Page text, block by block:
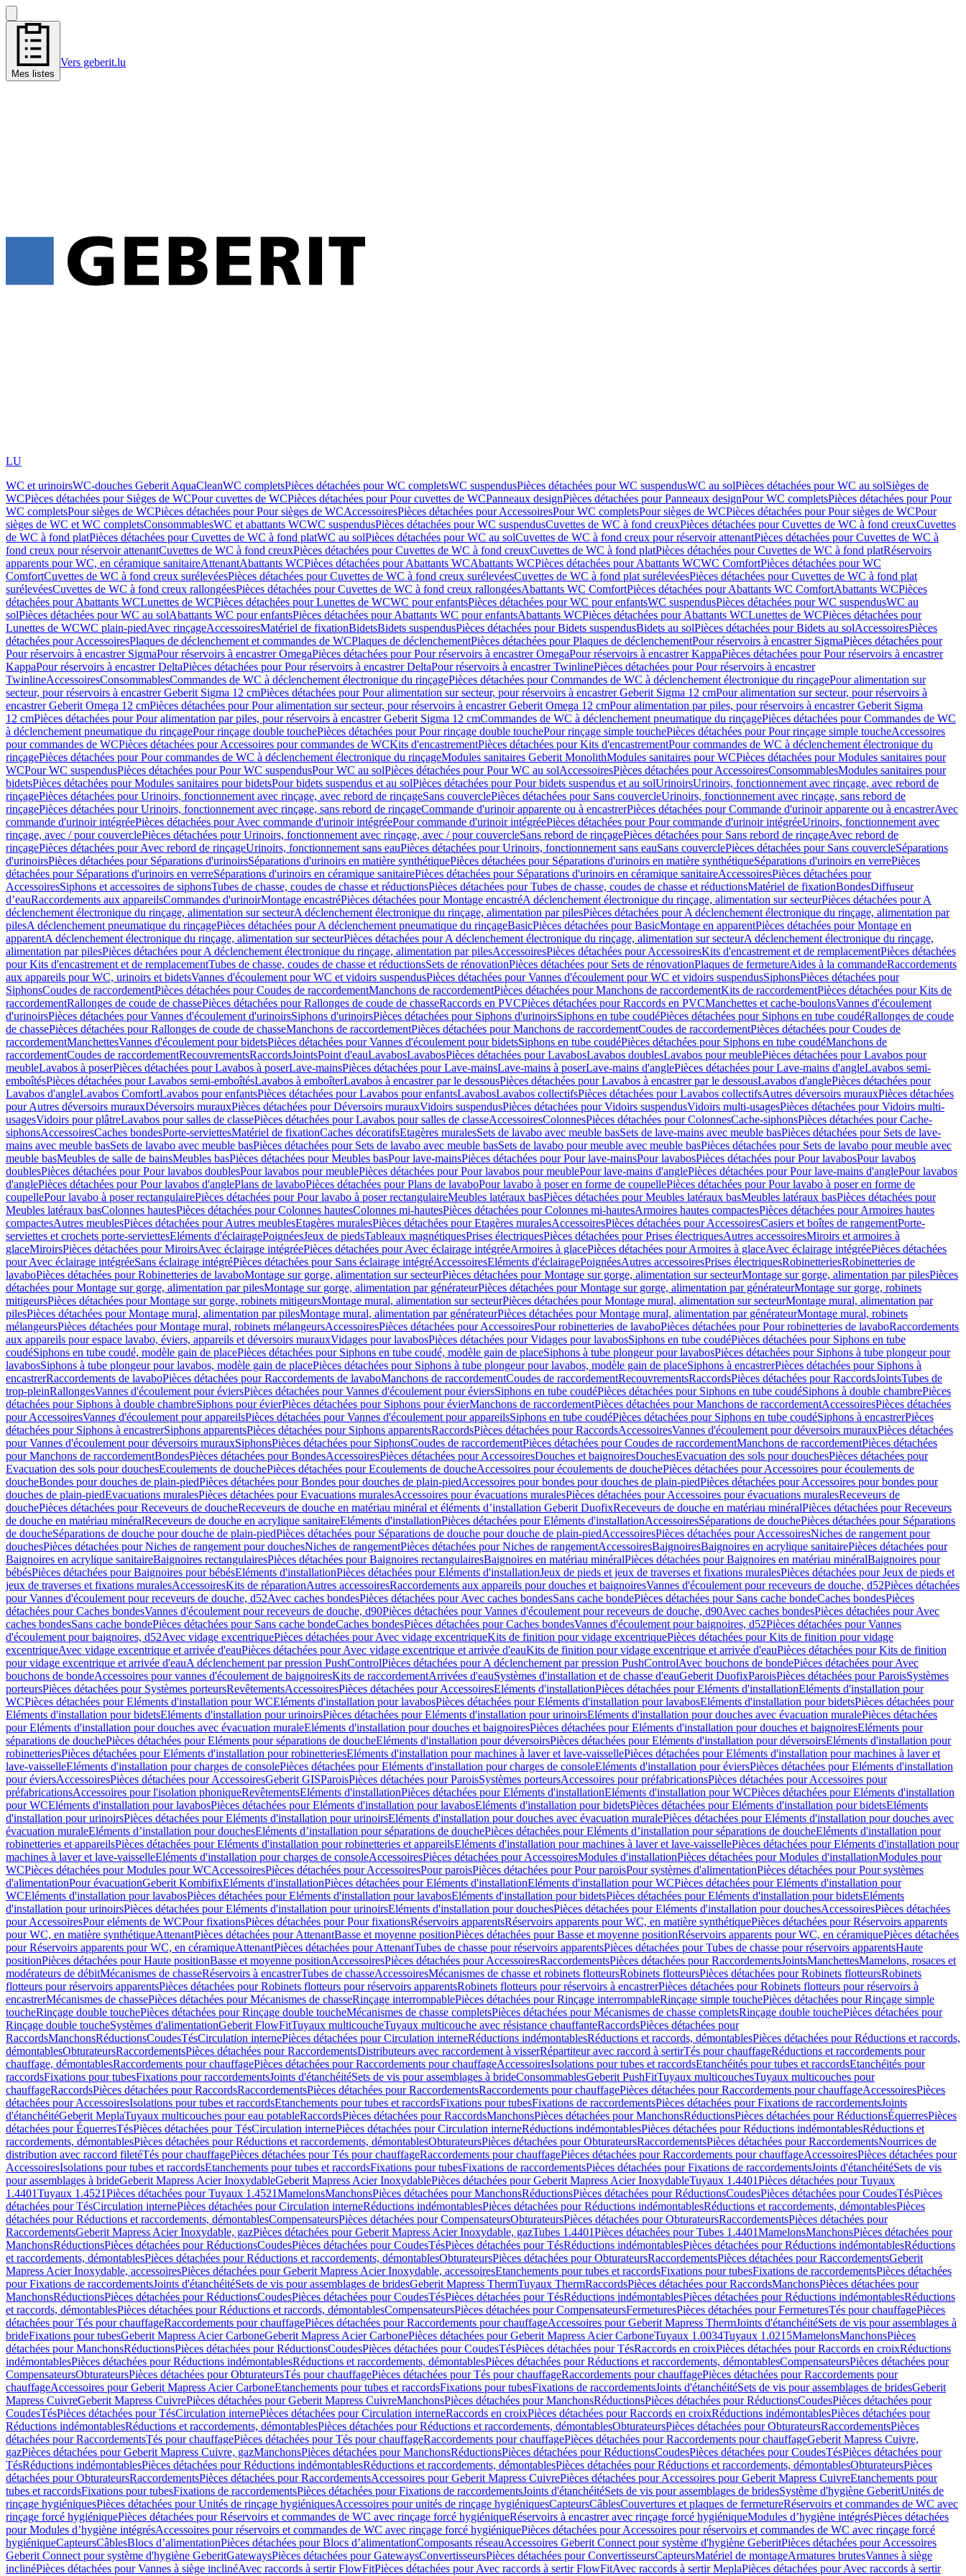
Mes listes
Vers geberit.lu
LU
WC et urinoirsWC-douches Geberit AquaCleanWC completsPièces détachées pour WC completsWC suspendusPièces détachées pour WC suspendusWC au solPièces détachées pour WC au solSièges de
WCPièces détachées pour Sièges de WCPour cuvettes de WCPièces détachées pour Pour cuvettes de WCPanneaux designPièces détachées pour Panneaux designPour WC completsPièces détachées pour Pour
WC completsPour sièges de WCPièces détachées pour Pour sièges de WCAccessoiresPièces détachées pour AccessoiresPour WC completsPour sièges de WCPièces détachées pour Pour sièges de WCPour
sièges de WC et WC completsConsommablesWC et abattants WCWC suspendusPièces détachées pour WC suspendusCuvettes de WC à fond creuxPièces détachées pour Cuvettes de WC à fond creuxCuvettes
de WC à fond platPièces détachées pour Cuvettes de WC à fond platWC au solPièces détachées pour WC au solCuvettes de WC à fond creux pour réservoir attenantPièces détachées pour Cuvettes de WC à
fond creux pour réservoir attenantCuvettes de WC à fond creuxPièces détachées pour Cuvettes de WC à fond creuxCuvettes de WC à fond platPièces détachées pour Cuvettes de WC à fond platRéservoirs
apparents pour WC, en céramique sanitaireAttenantAbattants WCPièces détachées pour Abattants WCAbattants WCPièces détachées pour Abattants WCWC ComfortPièces détachées pour WC
ComfortCuvettes de WC à fond creux surélevéesPièces détachées pour Cuvettes de WC à fond creux surélevéesCuvettes de WC à fond plat surélevéesPièces détachées pour Cuvettes de WC à fond plat
surélevéesCuvettes de WC à fond creux rallongéesPièces détachées pour Cuvettes de WC à fond creux rallongéesAbattants WC ComfortPièces détachées pour Abattants WC ComfortAbattants WCPièces
détachées pour Abattants WCLunettes de WCPièces détachées pour Lunettes de WCWC pour enfantsPièces détachées pour WC pour enfantsWC suspendusPièces détachées pour WC suspendusWC au
solPièces détachées pour WC au solAbattants WC pour enfantsPièces détachées pour Abattants WC pour enfantsAbattants WCPièces détachées pour Abattants WCLunettes de WCPièces détachées pour
Lunettes de WCWC plain-piedAvec rinçageAccessoiresMatériel de fixationBidetsBidets suspendusPièces détachées pour Bidets suspendusBidets au solPièces détachées pour Bidets au solAccessoiresPièces
détachées pour AccessoiresPlaques de déclenchement et commandes de WCPlaques de déclenchementPièces détachées pour Plaques de déclenchementPour réservoirs à encastrer SigmaPièces détachées pour
Pour réservoirs à encastrer SigmaPour réservoirs à encastrer OmegaPièces détachées pour Pour réservoirs à encastrer OmegaPour réservoirs à encastrer KappaPièces détachées pour Pour réservoirs à encastrer
KappaPour réservoirs à encastrer DeltaPièces détachées pour Pour réservoirs à encastrer DeltaPour réservoirs à encastrer TwinlinePièces détachées pour Pour réservoirs à encastrer
TwinlineAccessoiresConsommablesCommandes de WC à déclenchement électronique du rinçagePièces détachées pour Commandes de WC à déclenchement électronique du rinçagePour alimentation sur
secteur, pour réservoirs à encastrer Geberit Sigma 12 cmPièces détachées pour Pour alimentation sur secteur, pour réservoirs à encastrer Geberit Sigma 12 cmPour alimentation sur secteur, pour réservoirs à
encastrer Geberit Omega 12 cmPièces détachées pour Pour alimentation sur secteur, pour réservoirs à encastrer Geberit Omega 12 cmPour alimentation par piles, pour réservoirs à encastrer Geberit Sigma
12 cmPièces détachées pour Pour alimentation par piles, pour réservoirs à encastrer Geberit Sigma 12 cmCommandes de WC à déclenchement pneumatique du rinçagePièces détachées pour Commandes de WC
à déclenchement pneumatique du rinçagePour rinçage double touchePièces détachées pour Pour rinçage double touchePour rinçage simple touchePièces détachées pour Pour rinçage simple toucheAccessoires
pour commandes de WCPièces détachées pour Accessoires pour commandes de WCKits d'encastrementPièces détachées pour Kits d'encastrementPour commandes de WC à déclenchement électronique du
rinçagePièces détachées pour Pour commandes de WC à déclenchement électronique du rinçageModules sanitaires Geberit MonolithModules sanitaires pour WCPièces détachées pour Modules sanitaires pour
WCPour WC suspendusPièces détachées pour Pour WC suspendusPour WC au solPièces détachées pour Pour WC au solAccessoiresPièces détachées pour AccessoiresConsommablesModules sanitaires pour
bidetsPièces détachées pour Modules sanitaires pour bidetsPour bidets suspendus et au solPièces détachées pour Pour bidets suspendus et au solUrinoirsUrinoirs, fonctionnement avec rinçage, avec rebord de
rinçagePièces détachées pour Urinoirs, fonctionnement avec rinçage, avec rebord de rinçageSans couverclePièces détachées pour Sans couvercleUrinoirs, fonctionnement avec rinçage, sans rebord de
rinçagePièces détachées pour Urinoirs, fonctionnement avec rinçage, sans rebord de rinçageCommande d'urinoir apparente ou à encastrerPièces détachées pour Commande d'urinoir apparente ou à encastrerAvec
commande d'urinoir intégréePièces détachées pour Avec commande d'urinoir intégréePour commande d'urinoir intégréePièces détachées pour Pour commande d'urinoir intégréeUrinoirs, fonctionnement avec
rinçage, avec / pour couverclePièces détachées pour Urinoirs, fonctionnement avec rinçage, avec / pour couvercleSans rebord de rinçagePièces détachées pour Sans rebord de rinçageAvec rebord de
rinçagePièces détachées pour Avec rebord de rinçageUrinoirs, fonctionnement sans eauPièces détachées pour Urinoirs, fonctionnement sans eauSans couverclePièces détachées pour Sans couvercleSéparations
d'urinoirsPièces détachées pour Séparations d'urinoirsSéparations d'urinoirs en matière synthétiquePièces détachées pour Séparations d'urinoirs en matière synthétiqueSéparations d'urinoirs en verrePièces
détachées pour Séparations d'urinoirs en verreSéparations d'urinoirs en céramique sanitairePièces détachées pour Séparations d'urinoirs en céramique sanitaireAccessoiresPièces détachées pour
AccessoiresSiphons et accessoires de siphonsTubes de chasse, coudes de chasse et réductionsPièces détachées pour Tubes de chasse, coudes de chasse et réductionsMatériel de fixationBondesDiffuseur
d’eauRaccordements aux appareilsCommandes d'urinoirMontage encastréPièces détachées pour Montage encastréA déclenchement électronique du rinçage, alimentation sur secteurPièces détachées pour A
déclenchement électronique du rinçage, alimentation sur secteurA déclenchement électronique du rinçage, alimentation par pilesPièces détachées pour A déclenchement électronique du rinçage, alimentation par
pilesA déclenchement pneumatique du rinçagePièces détachées pour A déclenchement pneumatique du rinçageBasicPièces détachées pour BasicMontage en apparentPièces détachées pour Montage en
apparentA déclenchement électronique du rinçage, alimentation sur secteurPièces détachées pour A déclenchement électronique du rinçage, alimentation sur secteurA déclenchement électronique du rinçage,
alimentation par pilesPièces détachées pour A déclenchement électronique du rinçage, alimentation par pilesAccessoiresPièces détachées pour AccessoiresKits d'encastrement et de remplacementPièces détachées
pour Kits d'encastrement et de remplacementTubes de chasse, coudes de chasse et réductionsSets de rénovationPièces détachées pour Sets de rénovationPlaques de fermetureAides à la commandeRaccordements
aux appareils pour WC, urinoirs et bidetsVannes d'écoulement pour WC et vidoirs suspendusPièces détachées pour Vannes d'écoulement pour WC et vidoirs suspendusSiphonsPièces détachées pour
SiphonsCoudes de raccordementPièces détachées pour Coudes de raccordementManchons de raccordementPièces détachées pour Manchons de raccordementKits de raccordementPièces détachées pour Kits de
raccordementRallonges de coude de chassePièces détachées pour Rallonges de coude de chasseRaccords en PVCPièces détachées pour Raccords en PVCManchettes et cache-boulonsVannes d'écoulement
d'urinoirsPièces détachées pour Vannes d'écoulement d'urinoirsSiphons d'urinoirsPièces détachées pour Siphons d'urinoirsSiphons en tube coudéPièces détachées pour Siphons en tube coudéRallonges de coude
de chassePièces détachées pour Rallonges de coude de chasseManchons de raccordementPièces détachées pour Manchons de raccordementCoudes de raccordementPièces détachées pour Coudes de
raccordementManchettesVannes d'écoulement pour bidetsPièces détachées pour Vannes d'écoulement pour bidetsSiphons en tube coudéPièces détachées pour Siphons en tube coudéManchons de
raccordementCoudes de raccordementRecouvrementsRaccordsJointsPoint d'eauLavabosLavabosPièces détachées pour LavabosLavabos doublesLavabos pour meublePièces détachées pour Lavabos pour
meubleLavabos à poserPièces détachées pour Lavabos à poserLave-mainsPièces détachées pour Lave-mainsLave-mains à poserLave-mains d'anglePièces détachées pour Lave-mains d'angleLavabos semi-
emboîtésPièces détachées pour Lavabos semi-emboîtésLavabos à emboîterLavabos à encastrer par le dessousPièces détachées pour Lavabos à encastrer par le dessousLavabos d'anglePièces détachées pour
Lavabos d'angleLavabos ComfortLavabos pour enfantsPièces détachées pour Lavabos pour enfantsLavabosLavabos collectifsPièces détachées pour Lavabos collectifsAutres déversoirs murauxPièces détachées
pour Autres déversoirs murauxDéversoirs murauxPièces détachées pour Déversoirs murauxVidoirs suspendusPièces détachées pour Vidoirs suspendusVidoirs multi-usagesPièces détachées pour Vidoirs multi-
usagesVidoirs pour plâtreLavabos pour salles de classePièces détachées pour Lavabos pour salles de classeAccessoiresColonnesPièces détachées pour ColonnesCache-siphonsPièces détachées pour Cache-
siphonsAccessoiresCaches bondesPorte-serviettesMatériel de fixationCaches décoratifsEtagères muralesSets de lavabo avec meuble basSets de lave-mains avec meuble basPièces détachées pour Sets de lave-
mains avec meuble basSets de lavabo avec meuble basPièces détachées pour Sets de lavabo avec meuble basSets de lavabo pour meuble avec meuble basPièces détachées pour Sets de lavabo pour meuble avec
meuble basMeubles de salle de bainsMeubles basPièces détachées pour Meubles basPour lave-mainsPièces détachées pour Pour lave-mainsPour lavabosPièces détachées pour Pour lavabosPour lavabos
doublesPièces détachées pour Pour lavabos doublesPour lavabos pour meublePièces détachées pour Pour lavabos pour meublePour lave-mains d'anglePièces détachées pour Pour lave-mains d'anglePour lavabos
d'anglePièces détachées pour Pour lavabos d'anglePlans de lavaboPièces détachées pour Plans de lavaboPour lavabo à poser en forme de coupellePièces détachées pour Pour lavabo à poser en forme de
coupellePour lavabo à poser rectangulairePièces détachées pour Pour lavabo à poser rectangulaireMeubles latéraux basPièces détachées pour Meubles latéraux basMeubles latéraux basPièces détachées pour
Meubles latéraux basColonnes hautesPièces détachées pour Colonnes hautesColonnes mi-hautesPièces détachées pour Colonnes mi-hautesArmoires hautes compactesPièces détachées pour Armoires hautes
compactesAutres meublesPièces détachées pour Autres meublesEtagères muralesPièces détachées pour Etagères muralesAccessoiresPièces détachées pour AccessoiresCasiers et boîtes de rangementPorte-
serviettes et crochets porte-serviettesEléments d'éclairagePoignéesJeux de piedsTableaux magnétiquesPrises électriquesPièces détachées pour Prises électriquesAutres accessoiresMiroirs et armoires à
glaceMiroirsPièces détachées pour MiroirsAvec éclairage intégréePièces détachées pour Avec éclairage intégréeArmoires à glacePièces détachées pour Armoires à glaceAvec éclairage intégréePièces détachées
pour Avec éclairage intégréeSans éclairage intégréPièces détachées pour Sans éclairage intégréAccessoiresEléments d'éclairagePoignéesAutres accessoiresPrises électriquesRobinetteriesRobinetteries de
lavaboPièces détachées pour Robinetteries de lavaboMontage sur gorge, alimentation sur secteurPièces détachées pour Montage sur gorge, alimentation sur secteurMontage sur gorge, alimentation par pilesPièces
détachées pour Montage sur gorge, alimentation par pilesMontage sur gorge, alimentation par générateurPièces détachées pour Montage sur gorge, alimentation par générateurMontage sur gorge, robinets
mitigeursPièces détachées pour Montage sur gorge, robinets mitigeursMontage mural, alimentation sur secteurPièces détachées pour Montage mural, alimentation sur secteurMontage mural, alimentation par
pilesPièces détachées pour Montage mural, alimentation par pilesMontage mural, alimentation par générateurPièces détachées pour Montage mural, alimentation par générateurMontage mural, robinets
mélangeursPièces détachées pour Montage mural, robinets mélangeursAccessoiresPièces détachées pour AccessoiresPour robinetteries de lavaboPièces détachées pour Pour robinetteries de lavaboRaccordements
aux appareils pour espace lavabo, éviers, appareils et déversoirs murauxVidages pour lavabosPièces détachées pour Vidages pour lavabosSiphons en tube coudéPièces détachées pour Siphons en tube
coudéSiphons en tube coudé, modèle gain de placePièces détachées pour Siphons en tube coudé, modèle gain de placeSiphons à tube plongeur pour lavabosPièces détachées pour Siphons à tube plongeur pour
lavabosSiphons à tube plongeur pour lavabos, modèle gain de placePièces détachées pour Siphons à tube plongeur pour lavabos, modèle gain de placeSiphons à encastrerPièces détachées pour Siphons à
encastrerRaccordements de lavaboPièces détachées pour Raccordements de lavaboManchons de raccordementCoudes de raccordementRecouvrementsRaccordsPièces détachées pour RaccordsJointsTubes de
trop-pleinRallongesVannes d'écoulement pour éviersPièces détachées pour Vannes d'écoulement pour éviersSiphons en tube coudéPièces détachées pour Siphons en tube coudéSiphons à double chambrePièces
détachées pour Siphons à double chambreSiphons pour évierPièces détachées pour Siphons pour évierManchons de raccordementPièces détachées pour Manchons de raccordementAccessoiresPièces détachées
pour AccessoiresVannes d'écoulement pour appareilsPièces détachées pour Vannes d'écoulement pour appareilsSiphons en tube coudéPièces détachées pour Siphons en tube coudéSiphons à encastrerPièces
détachées pour Siphons à encastrerSiphons apparentsPièces détachées pour Siphons apparentsRaccordsPièces détachées pour RaccordsAccessoiresVannes d'écoulement pour déversoirs murauxPièces détachées
pour Vannes d'écoulement pour déversoirs murauxSiphonsPièces détachées pour SiphonsCoudes de raccordementPièces détachées pour Coudes de raccordementManchons de raccordementPièces détachées
pour Manchons de raccordementBondesPièces détachées pour BondesAccessoiresPièces détachées pour AccessoiresDouches et baignoiresDouchesEvacuation des sols pour douchesPièces détachées pour
Evacuation des sols pour douchesEcoulements de douchePièces détachées pour Ecoulements de doucheAccessoires pour écoulements de douchePièces détachées pour Accessoires pour écoulements de
doucheBondes pour douches de plain-piedPièces détachées pour Bondes pour douches de plain-piedAccessoires pour bondes pour douches de plain-piedPièces détachées pour Accessoires pour bondes pour
douches de plain-piedEvacuations muralesPièces détachées pour Evacuations muralesAccessoires pour évacuations muralesPièces détachées pour Accessoires pour évacuations muralesReceveurs de
douchePièces détachées pour Receveurs de doucheReceveurs de douche en matériau minéral et éléments d’installation Geberit DuofixReceveurs de douche en matériau minéralPièces détachées pour Receveurs
de douche en matériau minéralReceveurs de douche en acrylique sanitaireEléments d'installationPièces détachées pour Eléments d'installationAccessoiresSéparations de douchePièces détachées pour Séparations
de doucheSéparations de douche pour douche de plain-piedPièces détachées pour Séparations de douche pour douche de plain-piedAccessoiresPièces détachées pour AccessoiresNiches de rangement pour
douchesPièces détachées pour Niches de rangement pour douchesNiches de rangementPièces détachées pour Niches de rangementAccessoiresBaignoiresBaignoires en acrylique sanitairePièces détachées pour
Baignoires en acrylique sanitaireBaignoires rectangulairesPièces détachées pour Baignoires rectangulairesBaignoires en matériau minéralPièces détachées pour Baignoires en matériau minéralBaignoires pour
bébésPièces détachées pour Baignoires pour bébésEléments d'installationPièces détachées pour Eléments d'installationJeux de pieds et jeux de traverses et fixations muralesPièces détachées pour Jeux de pieds et
jeux de traverses et fixations muralesAccessoiresKits de réparationAutres accessoiresRaccordements aux appareils pour douches et baignoiresVannes d'écoulement pour receveurs de douche, d52Pièces détachées
pour Vannes d'écoulement pour receveurs de douche, d52Avec caches bondesPièces détachées pour Avec caches bondesSans cache bondePièces détachées pour Sans cache bondeCaches bondesPièces
détachées pour Caches bondesVannes d'écoulement pour receveurs de douche, d90Pièces détachées pour Vannes d'écoulement pour receveurs de douche, d90Avec caches bondesPièces détachées pour Avec
caches bondesSans cache bondePièces détachées pour Sans cache bondeCaches bondesPièces détachées pour Caches bondesVannes d'écoulement pour baignoires, d52Pièces détachées pour Vannes
d'écoulement pour baignoires, d52Avec vidage excentriquePièces détachées pour Avec vidage excentriqueKits de finition pour vidage excentriquePièces détachées pour Kits de finition pour vidage
excentriqueAvec vidage excentrique et arrivée d'eauPièces détachées pour Avec vidage excentrique et arrivée d'eauKits de finition pour vidage excentrique et arrivée d'eauPièces détachées pour Kits de finition
pour vidage excentrique et arrivée d'eauA déclenchement par pression PushControlPièces détachées pour A déclenchement par pression PushControlAvec bouchons de bondePièces détachées pour Avec
bouchons de bondeAccessoires pour vannes d'écoulement de baignoiresKits de raccordementArrivées d'eauSystèmes d'installation et de chasse d'eauGeberit DuofixParoisPièces détachées pour ParoisSystèmes
porteursPièces détachées pour Systèmes porteursRevêtementsAccessoiresPièces détachées pour AccessoiresEléments d'installationPièces détachées pour Eléments d'installationEléments d'installation pour
WCPièces détachées pour Eléments d'installation pour WCEléments d'installation pour lavabosPièces détachées pour Eléments d'installation pour lavabosEléments d'installation pour bidetsPièces détachées pour
Eléments d'installation pour bidetsEléments d'installation pour urinoirsPièces détachées pour Eléments d'installation pour urinoirsEléments d'installation pour douches avec évacuation muralePièces détachées
pour Eléments d'installation pour douches avec évacuation muraleEléments d'installation pour douches et baignoiresPièces détachées pour Eléments d'installation pour douches et baignoiresEléments pour
séparations de douchePièces détachées pour Eléments pour séparations de doucheEléments d'installation pour déversoirsPièces détachées pour Eléments d'installation pour déversoirsEléments d'installation pour
robinetteriesPièces détachées pour Eléments d'installation pour robinetteriesEléments d'installation pour machines à laver et lave-vaissellePièces détachées pour Eléments d'installation pour machines à laver et
lave-vaisselleEléments d'installation pour charges de consolePièces détachées pour Eléments d'installation pour charges de consoleEléments d'installation pour éviersPièces détachées pour Eléments d'installation
pour éviersAccessoiresPièces détachées pour AccessoiresGeberit GISParoisPièces détachées pour ParoisSystèmes porteursAccessoires pour préfabricationsPièces détachées pour Accessoires pour
préfabricationsAccessoires pour l'isolation phoniqueRevêtementsEléments d'installationPièces détachées pour Eléments d'installationEléments d'installation pour WCPièces détachées pour Eléments d'installation
pour WCEléments d'installation pour lavabosPièces détachées pour Eléments d'installation pour lavabosEléments d'installation pour bidetsPièces détachées pour Eléments d'installation pour bidetsEléments
d'installation pour urinoirsPièces détachées pour Eléments d'installation pour urinoirsEléments d'installation pour douches avec évacuation muralePièces détachées pour Eléments d'installation pour douches avec
évacuation muraleEléments d’installation pour douchesEléments d’installation pour séparations de douchePièces détachées pour Eléments d’installation pour séparations de doucheEléments d'installation pour
robinetteries et appareilsPièces détachées pour Eléments d'installation pour robinetteries et appareilsEléments d'installation pour machines à laver et lave-vaissellePièces détachées pour Eléments d'installation pour
machines à laver et lave-vaisselleEléments d'installation pour charges de consoleAccessoiresPièces détachées pour AccessoiresModules d'installationPièces détachées pour Modules d'installationModules pour
WCPièces détachées pour Modules pour WCAccessoiresPièces détachées pour AccessoiresPour paroisPièces détachées pour Pour paroisPour systèmes d'alimentationPièces détachées pour Pour systèmes
d'alimentationPour évacuationGeberit KombifixEléments d'installationPièces détachées pour Eléments d'installationEléments d'installation pour WCPièces détachées pour Eléments d'installation pour
WCEléments d'installation pour lavabosPièces détachées pour Eléments d'installation pour lavabosEléments d'installation pour bidetsPièces détachées pour Eléments d'installation pour bidetsEléments
d'installation pour urinoirsPièces détachées pour Eléments d'installation pour urinoirsEléments d'installation pour douchesPièces détachées pour Eléments d'installation pour douchesAccessoiresPièces détachées
pour AccessoiresPour eléments de WCPour fixationsPièces détachées pour Pour fixationsRéservoirs apparentsRéservoirs apparents pour WC, en matière synthétiquePièces détachées pour Réservoirs apparents
pour WC, en matière synthétiqueAttenantPièces détachées pour AttenantBasse et moyenne positionPièces détachées pour Basse et moyenne positionRéservoirs apparents pour WC, en céramiquePièces détachées
pour Réservoirs apparents pour WC, en céramiqueAttenantPièces détachées pour AttenantTubes de chasse pour réservoirs apparentsPièces détachées pour Tubes de chasse pour réservoirs apparentsHaute
positionPièces détachées pour Haute positionBasse et moyenne positionAccessoiresPièces détachées pour AccessoiresRaccordementsPièces détachées pour RaccordementsJointsManchettesMamelons, rosaces et
modérateurs de débitMécanismes de chasseRéservoirs à encastrerTubes de chasseAccessoiresMécanismes de chasse et robinets flotteursRobinets flotteursPièces détachées pour Robinets flotteursRobinets
flotteurs pour réservoirs apparentsPièces détachées pour Robinets flotteurs pour réservoirs apparentsRobinets flotteurs pour réservoirs à encastrerPièces détachées pour Robinets flotteurs pour réservoirs à
encastrerMécanismes de chassePièces détachées pour Mécanismes de chasseRinçage interrompablePièces détachées pour Rinçage interrompableRinçage simple touchePièces détachées pour Rinçage simple
toucheRinçage double touchePièces détachées pour Rinçage double toucheMécanismes de chasse completsPièces détachées pour Mécanismes de chasse completsRinçage double touchePièces détachées pour
Rinçage double toucheSystèmes d'alimentationGeberit FlowFitTuyaux multicoucheTuyaux multicouche avec résistance chauffanteRaccordsPièces détachées pour
RaccordsManchonsRéductionsCoudesTésCirculation internePièces détachées pour Circulation interneRéductions indémontablesRéductions et raccords, démontablesPièces détachées pour Réductions et raccords,
démontablesObturateursRaccordementsPièces détachées pour RaccordementsDistributeurs avec raccordement à visserRépartiteur avec raccord à sertirTés pour chauffageRéductions et raccordements pour
chauffage, démontablesRaccordements pour chauffagePièces détachées pour Raccordements pour chauffageAccessoiresIsolations pour tubes et raccordsEtanchéités pour tubes et raccordsEtanchéités pour
raccordsFixations pour tubesFixations pour raccordementsJoints d'étanchéitéSets de vis pour assemblages à brideConsommablesGeberit PushFitTuyaux multicouchesTuyaux multicouches pour
chauffageRaccordsPièces détachées pour RaccordsRaccordementsPièces détachées pour RaccordementsRaccordements pour chauffagePièces détachées pour Raccordements pour chauffageAccessoiresPièces
détachées pour AccessoiresIsolations pour tubes et raccordsEtanchements pour tubes et raccordsFixations pour tubesFixations de raccordementsPièces détachées pour Fixations de raccordementsJoints
d'étanchéitéGeberit MeplaTuyaux multicouches pour eau potableRaccordsPièces détachées pour RaccordsManchonsPièces détachées pour ManchonsRéductionsPièces détachées pour RéductionsÉquerresPièces
détachées pour ÉquerresTésPièces détachées pour TésCirculation internePièces détachées pour Circulation interneRéductions indémontablesPièces détachées pour Réductions indémontablesRéductions et
raccordements, démontablesPièces détachées pour Réductions et raccordements, démontablesObturateursPièces détachées pour ObturateursRaccordementsPièces détachées pour RaccordementsNourrices de
distribution avec raccord filetéTés pour chauffagePièces détachées pour Tés pour chauffageRaccordements pour chauffagePièces détachées pour Raccordements pour chauffageAccessoiresPièces détachées pour
AccessoiresIsolations pour tubes et raccordsEtanchements pour tubes et raccordsFixations pour tubesFixations de raccordementsPièces détachées pour Fixations de raccordementsJoints d'étanchéitéSets de vis
pour assemblages à brideGeberit Mapress Acier InoxydableGeberit Mapress Acier InoxydablePièces détachées pour Geberit Mapress Acier InoxydableTuyaux 1.4401Pièces détachées pour Tuyaux
1.4401Tuyaux 1.4521Pièces détachées pour Tuyaux 1.4521MamelonsManchonsPièces détachées pour ManchonsRéductionsPièces détachées pour RéductionsCoudesPièces détachées pour CoudesTésPièces
détachées pour TésCirculation internePièces détachées pour Circulation interneRéductions indémontablesPièces détachées pour Réductions indémontablesRéductions et raccordements, démontablesPièces
détachées pour Réductions et raccordements, démontablesCompensateursPièces détachées pour CompensateursObturateursPièces détachées pour ObturateursRaccordementsPièces détachées pour
RaccordementsGeberit Mapress Acier Inoxydable, gazPièces détachées pour Geberit Mapress Acier Inoxydable, gazTubes 1.4401Pièces détachées pour Tubes 1.4401MamelonsManchonsPièces détachées pour
ManchonsRéductionsPièces détachées pour RéductionsCoudesPièces détachées pour CoudesTésPièces détachées pour TésRéductions indémontablesPièces détachées pour Réductions indémontablesRéductions
et raccordements, démontablesPièces détachées pour Réductions et raccordements, démontablesObturateursPièces détachées pour ObturateursRaccordementsPièces détachées pour RaccordementsGeberit
Mapress Acier Inoxydable, accessoiresPièces détachées pour Geberit Mapress Acier Inoxydable, accessoiresEtanchements pour tubes et raccordsFixations pour tubesFixations de raccordementsPièces détachées
pour Fixations de raccordementsJoints d'étanchéitéSets de vis pour assemblages de bridesGeberit Mapress ThermTuyaux ThermRaccordsPièces détachées pour RaccordsManchonsPièces détachées pour
ManchonsRéductionsPièces détachées pour RéductionsCoudesPièces détachées pour CoudesTésPièces détachées pour TésRéductions indémontablesPièces détachées pour Réductions indémontablesRéductions
et raccords, démontablesPièces détachées pour Réductions et raccords, démontablesCompensateursPièces détachées pour CompensateursFermeturesPièces détachées pour FermeturesTés pour chauffagePièces
détachées pour Tés pour chauffageRaccordements pour chauffagePièces détachées pour Raccordements pour chauffageAccessoires pour Geberit Mapress ThermJoints d'étanchéitéSets de vis pour assemblages à
brideFixations pour tubesGeberit Mapress Acier CarboneGeberit Mapress Acier CarbonePièces détachées pour Geberit Mapress Acier CarboneTuyaux 1.0034Tuyaux 1.0215MamelonsManchonsPièces
détachées pour ManchonsRéductionsPièces détachées pour RéductionsCoudesPièces détachées pour CoudesTésPièces détachées pour TésRaccords en croixPièces détachées pour Raccords en croixRéductions
indémontablesPièces détachées pour Réductions indémontablesRéductions et raccordements, démontablesPièces détachées pour Réductions et raccordements, démontablesCompensateursPièces détachées pour
CompensateursObturateursPièces détachées pour ObturateursTés pour chauffagePièces détachées pour Tés pour chauffageRaccordements pour chauffagePièces détachées pour Raccordements pour
chauffageAccessoires pour Geberit Mapress Acier CarboneEtanchements pour tubes et raccordsFixations pour tubesFixations de raccordementsJoints d'étanchéitéSets de vis pour assemblages de bridesGeberit
Mapress CuivreGeberit Mapress CuivrePièces détachées pour Geberit Mapress CuivreManchonsPièces détachées pour ManchonsRéductionsPièces détachées pour RéductionsCoudesPièces détachées pour
CoudesTésPièces détachées pour TésCirculation internePièces détachées pour Circulation interneRaccords en croixPièces détachées pour Raccords en croixRéductions indémontablesPièces détachées pour
Réductions indémontablesRéductions et raccordements, démontablesPièces détachées pour Réductions et raccordements, démontablesObturateursPièces détachées pour ObturateursRaccordementsPièces
détachées pour RaccordementsTés pour chauffagePièces détachées pour Tés pour chauffageRaccordements pour chauffagePièces détachées pour Raccordements pour chauffageGeberit Mapress Cuivre,
gazPièces détachées pour Geberit Mapress Cuivre, gazManchonsPièces détachées pour ManchonsRéductionsPièces détachées pour RéductionsCoudesPièces détachées pour CoudesTésPièces détachées pour
TésRéductions indémontablesPièces détachées pour Réductions indémontablesRéductions et raccordements, démontablesPièces détachées pour Réductions et raccordements, démontablesObturateursPièces
détachées pour ObturateursRaccordementsPièces détachées pour RaccordementsAccessoires pour Geberit Mapress CuivrePièces détachées pour Accessoires pour Geberit Mapress CuivreEtanchements pour
tubes et raccordsFixations pour tubesFixations de raccordementsPièces détachées pour Fixations de raccordementsJoints d'étanchéitéSets de vis pour assemblages de bridesSystème d'hygiène GeberitUnités de
rinçage hygiéniquesPièces détachées pour Unités de rinçage hygiéniquesAccessoires pour unités de rinçage hygiéniquesCapteursCâblesCouvertures et plaques de fermetureRéservoirs et commandes de WC avec
rinçage forcé hygiéniquePièces détachées pour Réservoirs et commandes de WC avec rinçage forcé hygiéniqueRéservoirs à encastrer avec rinçage forcé hygiéniqueModules d’hygiène intégrésPièces détachées
pour Modules d’hygiène intégrésAccessoires pour réservoirs et commandes de WC avec rinçage forcé hygiéniquePièces détachées pour Accessoires pour réservoirs et commandes de WC avec rinçage forcé
hygiéniqueCapteursCâblesBlocs d’alimentationPièces détachées pour Blocs d’alimentationComposants réseauAccessoires Geberit Connect pour système d'hygiène GeberitPièces détachées pour Accessoires
Geberit Connect pour système d'hygiène GeberitGatewaysPièces détachées pour GatewaysConvertisseursPièces détachées pour ConvertisseursCapteursMatériel de montageArmatures brutesVannes à siège
inclinéPièces détachées pour Vannes à siège inclinéAvec raccords à sertir FlowFitPièces détachées pour Avec raccords à sertir FlowFitAvec raccords à sertir MeplaPièces détachées pour Avec raccords à sertir